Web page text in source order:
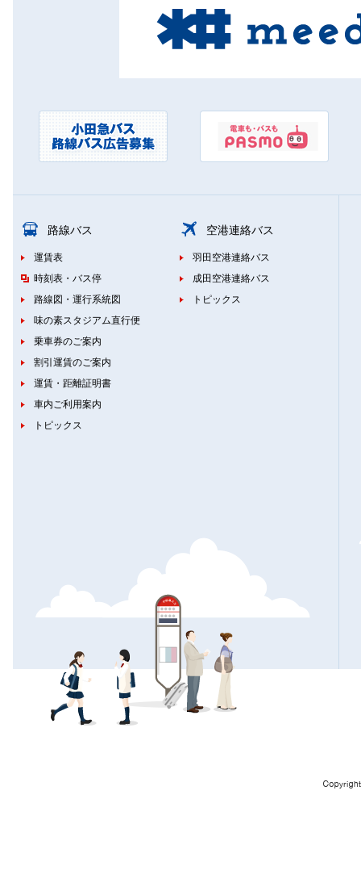
路線バス
運賃表
時刻表・バス停
路線図・運行系統図
味の素スタジアム直行便
乗車券のご案内
割引運賃のご案内
運賃・距離証明書
車内ご利用案内
トピックス
空港連絡バス
羽田空港連絡バス
成田空港連絡バス
トピックス